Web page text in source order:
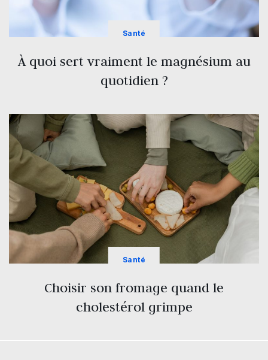
Santé
À quoi sert vraiment le magnésium au
quotidien ?
Santé
Choisir son fromage quand le
cholestérol grimpe